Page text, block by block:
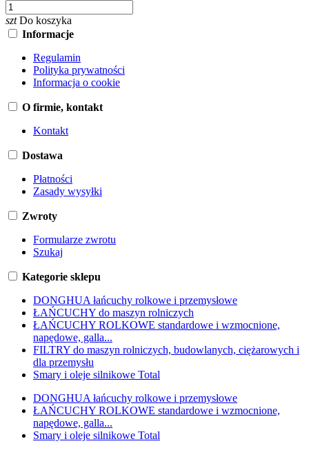
szt Do koszyka
Informacje
Regulamin
Polityka prywatności
Informacja o cookie
O firmie, kontakt
Kontakt
Dostawa
Płatności
Zasady wysyłki
Zwroty
Formularze zwrotu
Szukaj
Kategorie sklepu
DONGHUA łańcuchy rolkowe i przemysłowe
ŁAŃCUCHY do maszyn rolniczych
ŁAŃCUCHY ROLKOWE standardowe i wzmocnione,
napędowe, galla...
FILTRY do maszyn rolniczych, budowlanych, ciężarowych i
dla przemysłu
Smary i oleje silnikowe Total
DONGHUA łańcuchy rolkowe i przemysłowe
ŁAŃCUCHY ROLKOWE standardowe i wzmocnione,
napędowe, galla...
Smary i oleje silnikowe Total